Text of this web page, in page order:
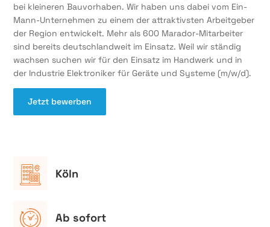
bei kleineren Bauvorhaben. Wir haben uns dabei vom Ein-
Mann-Unternehmen zu einem der attraktivsten Arbeitgeber
der Region entwickelt. Mehr als 600 Marador-Mitarbeiter
sind bereits deutschlandweit im Einsatz. Weil wir ständig
wachsen suchen wir für den Einsatz im Handwerk und in
der Industrie Elektroniker für Geräte und Systeme (m/w/d).
Jetzt bewerben
Köln
Ab sofort